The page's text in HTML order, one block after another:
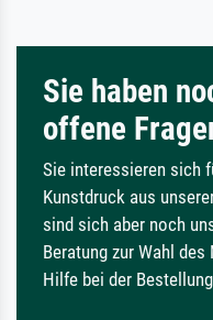
Sie haben
offene
Sie interessieren sich
Kunstdruck aus
sind sich aber noch
Beratung zur Wahl
Hilfe bei der